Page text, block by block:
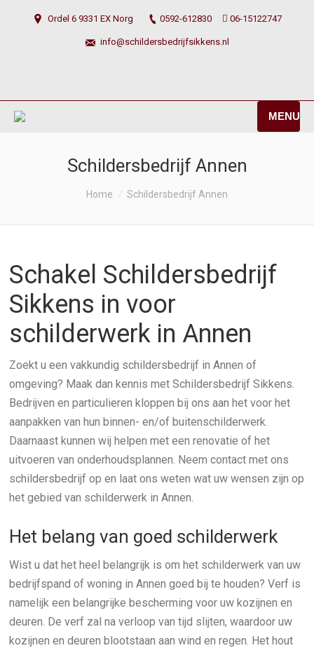
Ordel 6 9331 EX Norg 0592-612830 06-15122747
info@schildersbedrijfsikkens.nl
MENU
Schildersbedrijf Annen
Home Schildersbedrijf Annen
Schakel Schildersbedrijf
Sikkens in voor
schilderwerk in Annen
Zoekt u een vakkundig schildersbedrijf in Annen of
omgeving? Maak dan kennis met Schildersbedrijf Sikkens.
Bedrijven en particulieren kloppen bij ons aan het voor het
aanpakken van hun binnen- en/of buitenschilderwerk.
Daarnaast kunnen wij helpen met een renovatie of het
uitvoeren van onderhoudsplannen. Neem contact met ons
schildersbedrijf op en laat ons weten wat uw wensen zijn op
het gebied van schilderwerk in Annen.
Het belang van goed schilderwerk
Wist u dat het heel belangrijk is om het schilderwerk van uw
bedrijfspand of woning in Annen goed bij te houden? Verf is
namelijk een belangrijke bescherming voor uw kozijnen en
deuren. De verf zal na verloop van tijd slijten, waardoor uw
kozijnen en deuren blootstaan aan wind en regen. Het hout